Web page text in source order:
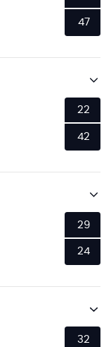
47
22
42
29
24
32